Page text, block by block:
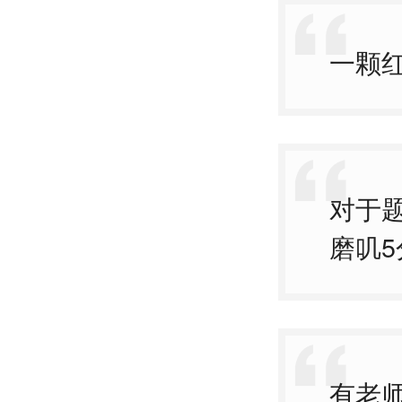
一颗
对于
磨叽
有老